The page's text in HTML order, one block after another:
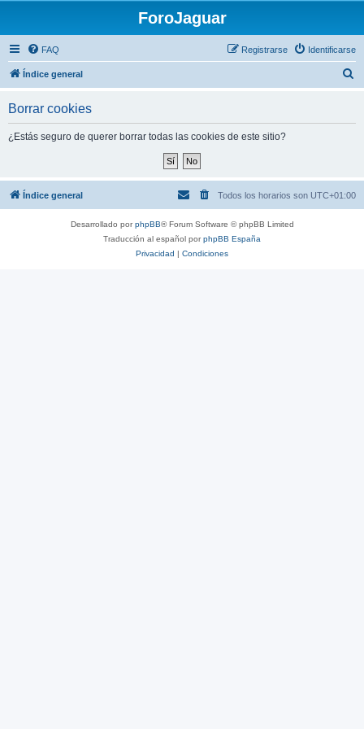
ForoJaguar
FAQ Identificarse
Registrarse
Índice general
Borrar cookies
¿Estás seguro de querer borrar todas las cookies de este sitio?
Índice general Todos los horarios son UTC+01:00
Desarrollado porphpBB® Forum Software © phpBB Limited
Traducción al español porphpBB España
Privacidad | Condiciones